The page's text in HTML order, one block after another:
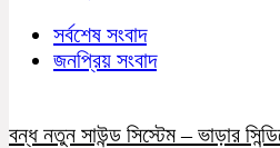
সর্বশেষ সংবাদ
জনপ্রিয় সংবাদ
বন্ধ নতুন সাউন্ড সিস্টেম – ভাড়ার